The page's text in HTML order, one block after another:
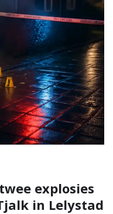
explosies
in Lelystad